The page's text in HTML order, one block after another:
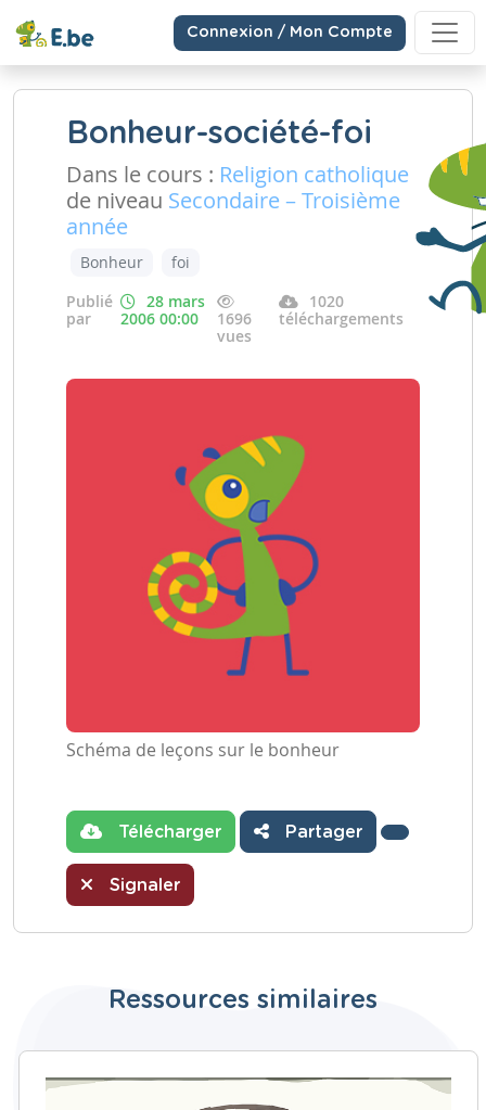
Connexion / Mon Compte
Bonheur-société-foi
Dans le cours : Religion catholique
de niveau Secondaire – Troisième
année
Bonheur
foi
Publié
par
28 mars
2006 00:00
1696
vues
1020
téléchargements
Schéma de leçons sur le bonheur
Télécharger Partager
Signaler
Ressources similaires